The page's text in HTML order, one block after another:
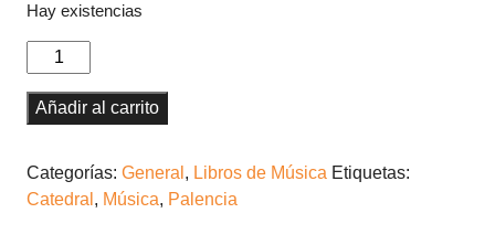
Hay existencias
música
en
León
IX.
Añadir al carrito
Categorías: General , Libros de Música Etiquetas:
Catedral , Música, Palencia